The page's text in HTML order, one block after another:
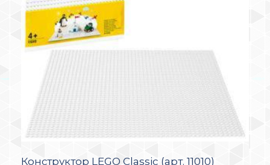
Конструктор LEGO Classic (арт. 11010)